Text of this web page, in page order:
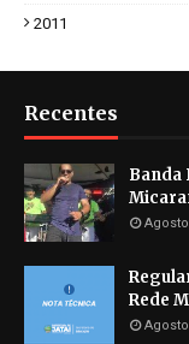
2011
Recentes
Banda
Rede